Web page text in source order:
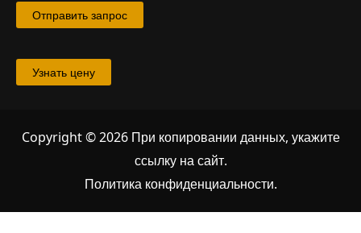
Отправить запрос
Узнать цену
Copyright © 2026 При копировании данных, укажите
ссылку на сайт.
Политика конфиденциальности.